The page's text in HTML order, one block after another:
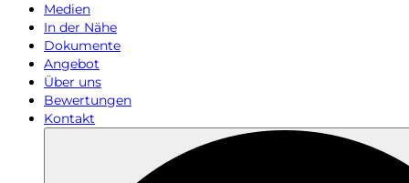
Medien
In der Nähe
Dokumente
Angebot
Über uns
Bewertungen
Kontakt